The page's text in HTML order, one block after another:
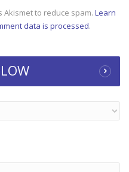
Akismet to reduce spam. Learn
data is processed.